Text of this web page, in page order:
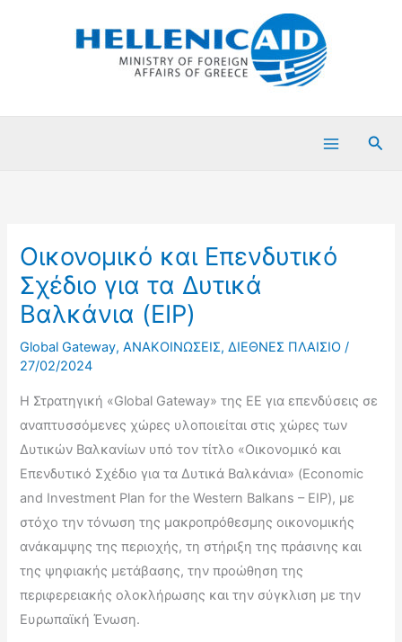
Οικονομικό και Επενδυτικό
Σχέδιο για τα Δυτικά
Βαλκάνια (EIP)
Global Gateway,ΑΝΑΚΟΙΝΩΣΕΙΣ,ΔΙΕΘΝΕΣ ΠΛΑΙΣΙΟ /
27/02/2024
Η Στρατηγική «Global Gateway» της ΕΕ για επενδύσεις σε
αναπτυσσόμενες χώρες υλοποιείται στις χώρες των
Δυτικών Βαλκανίων υπό τον τίτλο «Οικονομικό και
Επενδυτικό Σχέδιο για τα Δυτικά Βαλκάνια» (Economic
and Investment Plan for the Western Balkans – EIP), με
στόχο την τόνωση της μακροπρόθεσμης οικονομικής
ανάκαμψης της περιοχής, τη στήριξη της πράσινης και
της ψηφιακής μετάβασης, την προώθηση της
περιφερειακής ολοκλήρωσης και την σύγκλιση με την
Ευρωπαϊκή Ένωση.